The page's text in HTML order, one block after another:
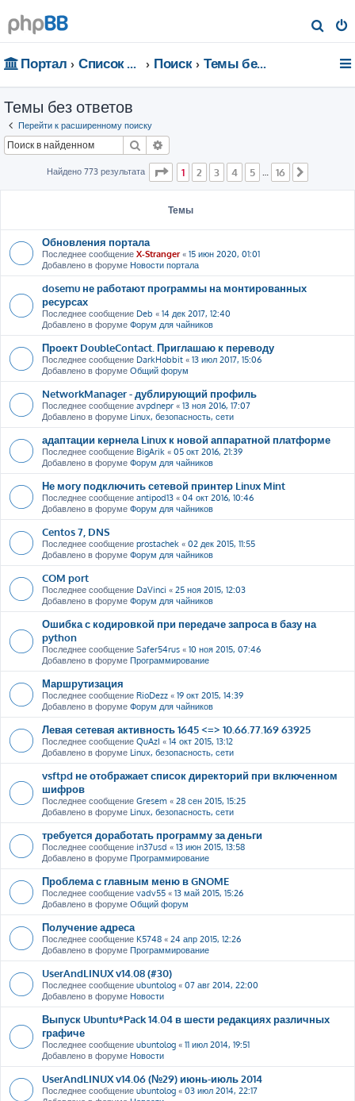
о
Портал Список форумов Поиск Темы без ответов
Темы без ответов
Перейти к расширенному поиску
Поиск
Найдено 773 результата Страница из 16
1 2 3 4 5 16
Темы
Обновления портала
Последнее сообщение X-Stranger« 15 июн 2020, 01:01
Добавлено в форуме Новости портала
dosemu не работают программы на монтированных
ресурсах
Последнее сообщение Deb « 14 дек 2017, 12:40
Добавлено в форуме Форум для чайников
Проект DoubleContact. Приглашаю к переводу
Последнее сообщение DarkHobbit « 13 июл 2017, 15:06
Добавлено в форуме Общий форум
NetworkManager - дублирующий профиль
Последнее сообщение avpdnepr « 13 ноя 2016, 17:07
Добавлено в форуме Linux, безопасность, сети
адаптации кернела Linux к новой аппаратной платформе
Последнее сообщение BigArik « 05 окт 2016, 21:39
Добавлено в форуме Форум для чайников
Не могу подключить сетевой принтер Linux Mint
Последнее сообщение antipod13 « 04 окт 2016, 10:46
Добавлено в форуме Форум для чайников
Centos 7, DNS
Последнее сообщение prostachek « 02 дек 2015, 11:55
Добавлено в форуме Форум для чайников
COM port
Последнее сообщение DaVinci « 25 ноя 2015, 12:03
Добавлено в форуме Форум для чайников
Ошибка с кодировкой при передаче запроса в базу на
python
Последнее сообщение Safer54rus « 10 ноя 2015, 07:46
Добавлено в форуме Программирование
Маршрутизация
Последнее сообщение RioDezz « 19 окт 2015, 14:39
Добавлено в форуме Форум для чайников
Левая сетевая активность 1645 <=> 10.66.77.169 63925
Последнее сообщение QuAzI « 14 окт 2015, 13:12
Добавлено в форуме Linux, безопасность, сети
vsftpd не отображает список директорий при включенном
шифров
Последнее сообщение Gresem « 28 сен 2015, 15:25
Добавлено в форуме Linux, безопасность, сети
требуется доработать программу за деньги
Последнее сообщение in37usd « 13 июн 2015, 13:58
Добавлено в форуме Программирование
Проблема с главным меню в GNOME
Последнее сообщение vadv55 « 13 май 2015, 15:26
Добавлено в форуме Общий форум
Получение адреса
Последнее сообщение K5748 « 24 апр 2015, 12:26
Добавлено в форуме Программирование
UserAndLINUX v14.08 (#30)
Последнее сообщение ubuntolog « 07 авг 2014, 22:00
Добавлено в форуме Новости
Выпуск Ubuntu*Pack 14.04 в шести редакциях различных
графиче
Последнее сообщение ubuntolog « 11 июл 2014, 19:51
Добавлено в форуме Новости
UserAndLINUX v14.06 (№29) июнь-июль 2014
Последнее сообщение ubuntolog « 03 июл 2014, 22:17